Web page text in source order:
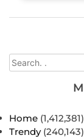
Home (1,412,381)
Trendy (240,143)